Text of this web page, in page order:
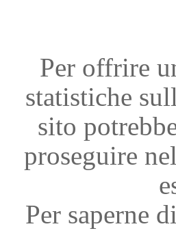
Per offrire
statistiche
sito
proseguire
Per saperne